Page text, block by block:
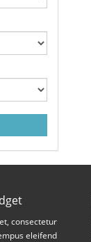
consectetur
eleifend